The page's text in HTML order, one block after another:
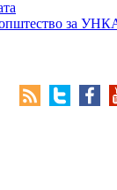
општество за